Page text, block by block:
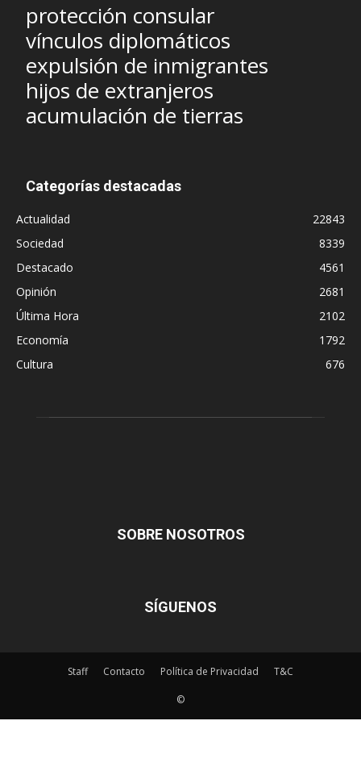
protección consular
vínculos diplomáticos
expulsión de inmigrantes
hijos de extranjeros
acumulación de tierras
Categorías destacadas
Actualidad
22843
Sociedad
8339
Destacado
4561
Opinión
2681
Última Hora
2102
Economía
1792
Cultura
676
SOBRE NOSOTROS
SÍGUENOS
Staff Contacto Política de Privacidad T&C
©